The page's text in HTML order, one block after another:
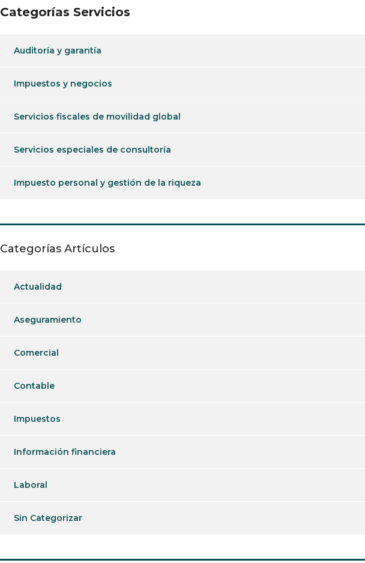
Categorías Servicios
Auditoría y garantía
Impuestos y negocios
Servicios fiscales de movilidad global
Servicios especiales de consultoría
Impuesto personal y gestión de la riqueza
Categorías Artículos
Actualidad
Aseguramiento
Comercial
Contable
Impuestos
Información financiera
Laboral
Sin Categorizar